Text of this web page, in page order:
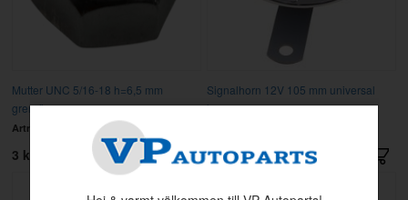
Mutter UNC 5/16-18 h=6,5 mm
grenrör mm
Artnr:
3 kr
Signalhorn 12V 105 mm universal
krom
395 kr